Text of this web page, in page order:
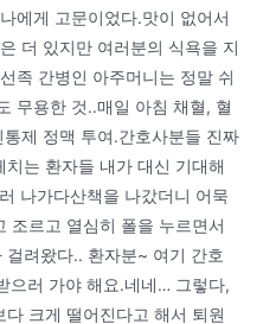
에게 고문이었다.맛이 없어서
더 있지만 여러분의 식욕을 지
족 간병인 아주머니는 정말 쉬
무용한 것..매일 아침 채혈, 혈
제 정맥 투여.간호사분들 진짜
는 환자들 내가 대신 기대해
나가다산책을 나갔더니 어묵
조르고 열심히 폴을 누르면서
려왔다.. 환자분~ 여기 간호
으러 가야 해요.네네… 그렇다,
크게 떨어진다고 해서 퇴원